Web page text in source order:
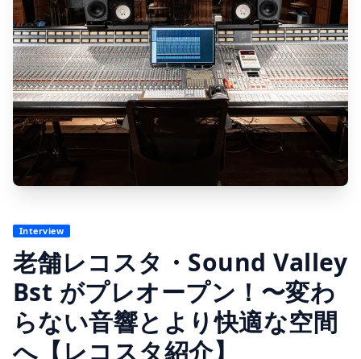
Interview
老舗レコスタ・Sound Valley
Bst がプレオープン！〜変わ
らない音響とより快適な空間
へ【レコスタ紹介】